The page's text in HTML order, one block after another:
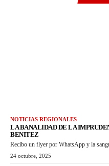
NOTICIAS REGIONALES
LA BANALIDAD DE LA
BENITEZ
Recibo un flyer por WhatsApp y la
24 octubre, 2025